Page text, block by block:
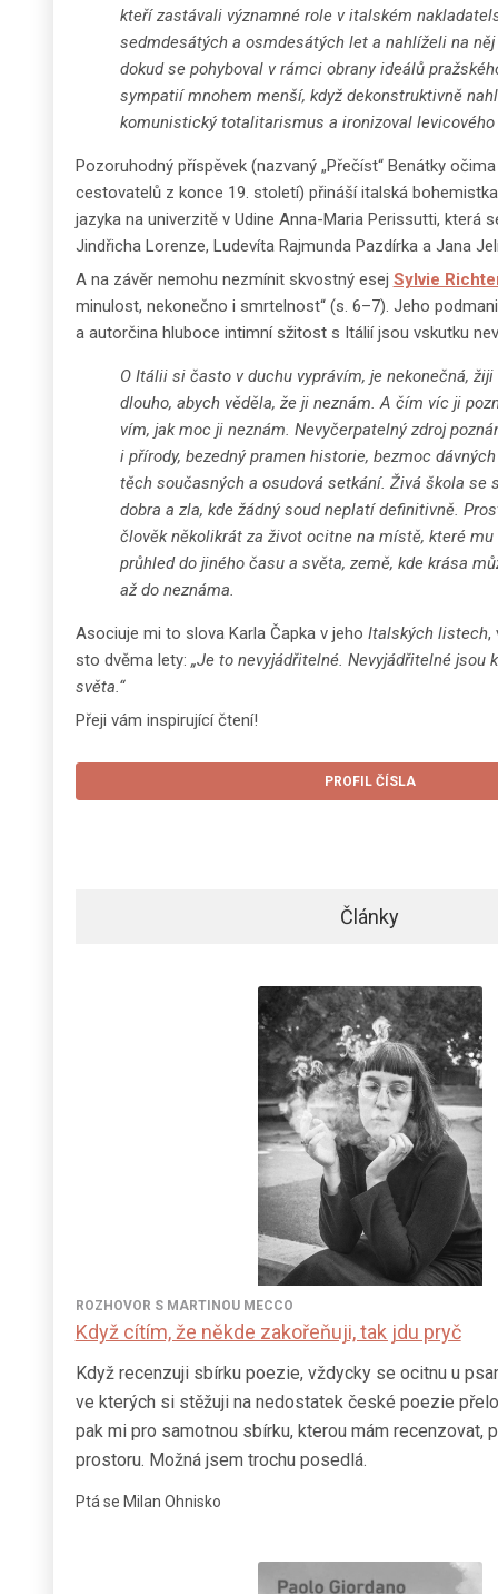
kteří zastávali významné role v italském
sedmdesátých a osmdesátých let a nahlíželi na
dokud se pohyboval v rámci obrany ideálů
sympatií mnohem menší, když dekonstruktivně
komunistický totalitarismus a ironizoval
Pozoruhodný příspěvek (nazvaný „Přečíst“ Benátky
cestovatelů z konce 19. století) přináší italská
jazyka na univerzitě v Udine Anna-Maria Perissutti, která
Jindřicha Lorenze, Ludevíta Rajmunda Pazdírka a Jana
A na závěr nemohu nezmínit skvostný esej Sylvie
minulost, nekonečno i smrtelnost“ (s. 6–7). Jeho
a autorčina hluboce intimní sžitost s Itálií jsou vskutku
O Itálii si často v duchu vyprávím, je nekonečná,
dlouho, abych věděla, že ji neznám. A čím víc ji
vím, jak moc ji neznám. Nevyčerpatelný zdroj
i přírody, bezedný pramen historie, bezmoc
těch současných a osudová setkání. Živá škola se
dobra a zla, kde žádný soud neplatí definitivně.
člověk několikrát za život ocitne na místě, které mu
průhled do jiného času a světa, země, kde krása
až do neznáma.
Asociuje mi to slova Karla Čapka v jeho Italských listech,
sto dvěma lety: „Je to nevyjádřitelné. Nevyjádřitelné jsou
světa.“
Přeji vám inspirující čtení!
PROFIL ČÍSLA
Články
ROZHOVOR S MARTINOU MECCO
Když cítím, že někde zakořeňuji, tak jdu pryč
Když recenzuji sbírku poezie, vždycky se ocitnu u
ve kterých si stěžuji na nedostatek české poezie
pak mi pro samotnou sbírku, kterou mám recenzovat,
prostoru. Možná jsem trochu posedlá.
Ptá se Milan Ohnisko